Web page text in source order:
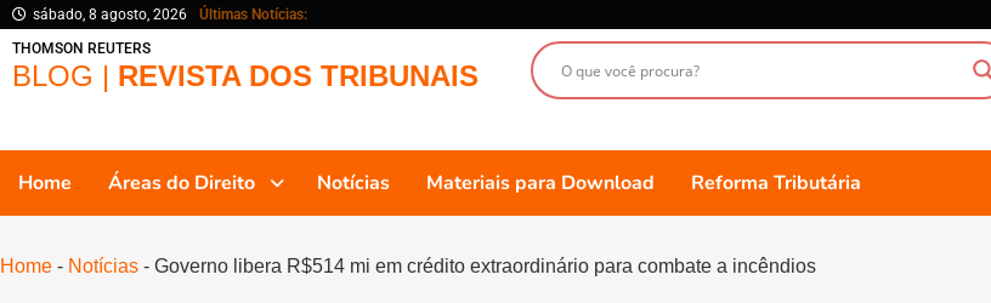
sábado, 8 agosto, 2026
Últimas Notícias:
THOMSON REUTERS
BLOG | REVISTA DOS TRIBUNAIS
Home Áreas do Direito Notícias Materiais para Download Reforma Tributária
Home - Notícias - Governo libera R$514 mi em crédito extraordinário para combate a incêndios